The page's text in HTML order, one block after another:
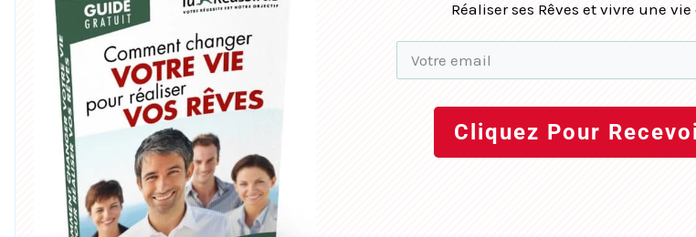
Réaliser ses Rêves et vivre une
Cliquez Pour